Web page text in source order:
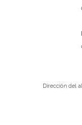
Dirección del